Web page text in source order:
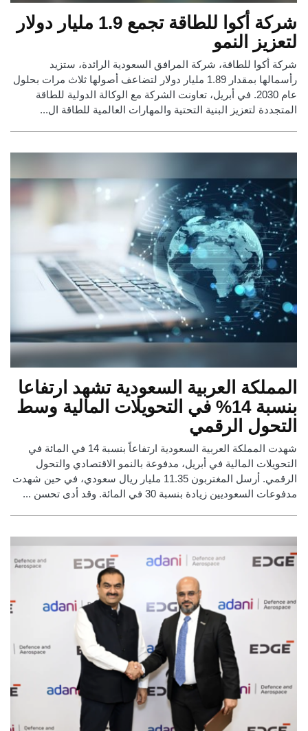
شركة أكوا للطاقة تجمع 1.9 مليار دولار
لتعزيز النمو
شركة أكوا للطاقة، شركة المرافق السعودية الرائدة، ستزيد
رأسمالها بمقدار 1.89 مليار دولار لتضاعف أصولها ثلاث مرات بحلول
عام 2030. في أبريل، تعاونت الشركة مع الوكالة الدولية للطاقة
المتجددة لتعزيز البنية التحتية والمهارات العالمية للطاقة ال...
المملكة العربية السعودية تشهد ارتفاعا
بنسبة 14% في التحويلات المالية وسط
التحول الرقمي
شهدت المملكة العربية السعودية ارتفاعاً بنسبة 14 في المائة في
التحويلات المالية في أبريل، مدفوعة بالنمو الاقتصادي والتحول
الرقمي. أرسل المغتربون 11.35 مليار ريال سعودي، في حين شهدت
مدفوعات السعوديين زيادة بنسبة 30 في المائة. وقد أدى تحسن ...